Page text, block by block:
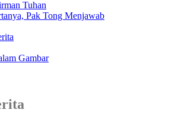
Tuhan
Pak Tong Menjawab
Gambar